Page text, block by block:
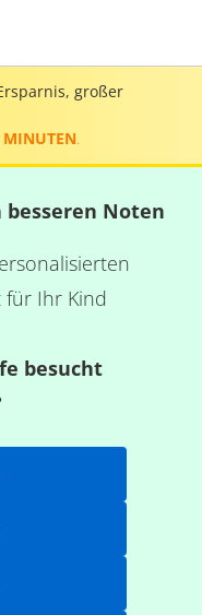
großer
MINUTEN
besseren Noten
für Ihr Kind
besucht